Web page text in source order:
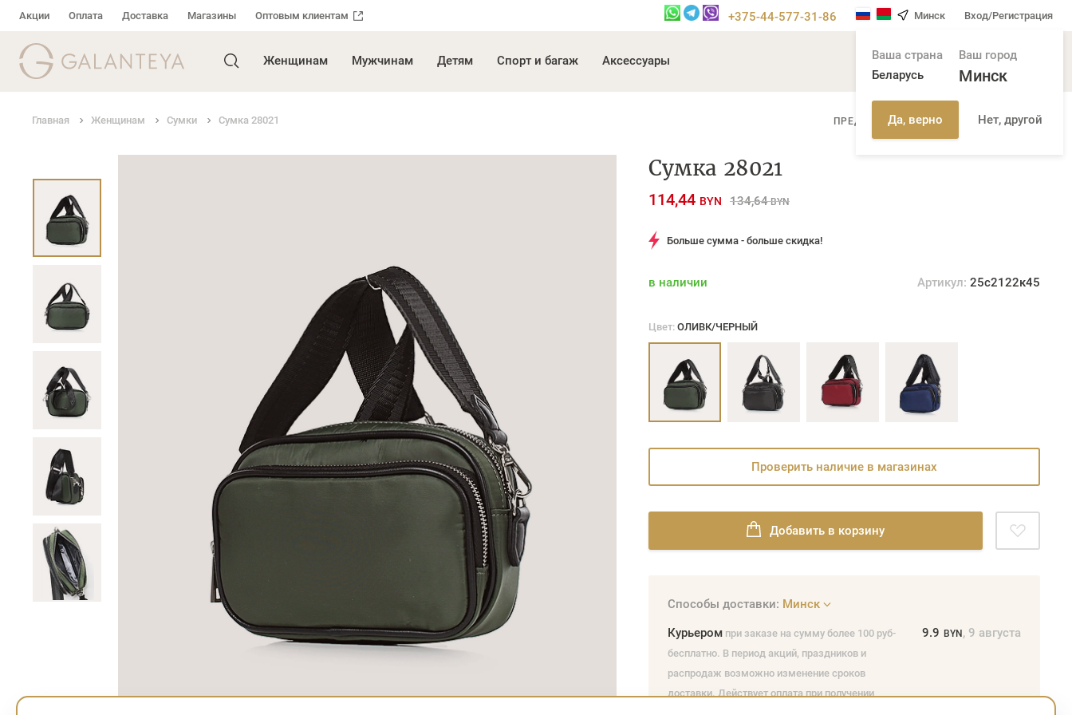
Акции Оплата Доставка Магазины Оптовым клиентам +375-44-577-31-86 Минск
Ваша страна
Беларусь
Ваш город
Минск
Да, верно Нет, другой
Вход/Регистрация
Женщинам Мужчинам Детям Спорт и багаж Аксессуары
Главная Женщинам Сумки Сумка 28021 ПРЕДЫДУЩАЯ СТР / СЛЕДУЮЩАЯ СТР
Сумка 28021
114,44 BYN 134,64 BYN
Больше сумма - больше скидка!
в наличии Артикул: 25с2122к45
Цвет: ОЛИВК/ЧЕРНЫЙ
Проверить наличие в магазинах
Добавить в корзину
Способы доставки: Минск
Курьером при заказе на сумму более 100 руб-
бесплатно. В период акций, праздников и
распродаж возможно изменение сроков
доставки. Действует оплата при получении
9.9 BYN , 9 августа